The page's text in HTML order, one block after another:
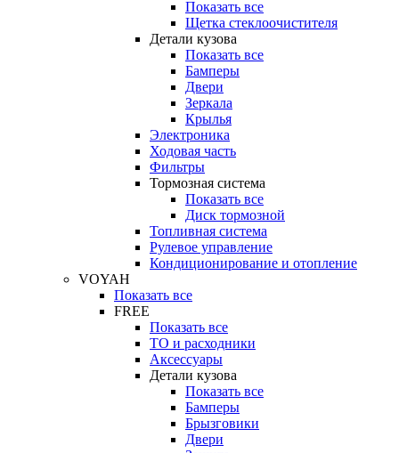
Показать все
Щетка стеклоочистителя
Детали кузова
Показать все
Бамперы
Двери
Зеркала
Крылья
Электроника
Ходовая часть
Фильтры
Тормозная система
Показать все
Диск тормозной
Топливная система
Рулевое управление
Кондиционирование и отопление
VOYAH
Показать все
FREE
Показать все
ТО и расходники
Аксессуары
Детали кузова
Показать все
Бамперы
Брызговики
Двери